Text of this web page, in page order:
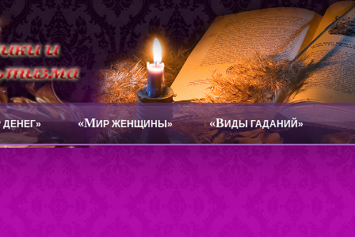
ДЕНЕГ» «МИР ЖЕНЩИНЫ» «ВИДЫ ГАДАНИЙ»